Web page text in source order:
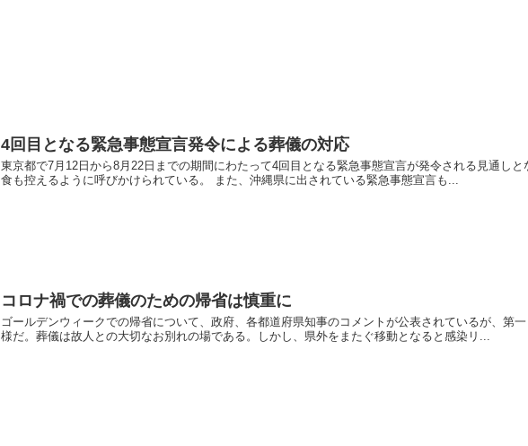
4回目となる緊急事態宣言発令による葬儀の対応
東京都で7月12日から8月22日までの期間にわたって4回目となる緊急事態宣言が発令される見通し
食も控えるように呼びかけられている。 また、沖縄県に出されている緊急事態宣言も...
コロナ禍での葬儀のための帰省は慎重に
ゴールデンウィークでの帰省について、政府、各都道府県知事のコメントが公表されているが、第
様だ。葬儀は故人との大切なお別れの場である。しかし、県外をまたぐ移動となると感染リ...